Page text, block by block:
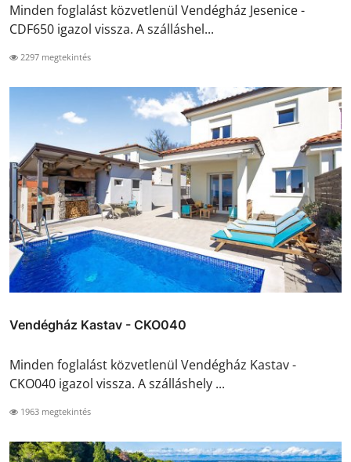
Minden foglalást közvetlenül Vendégház Jesenice -
CDF650 igazol vissza. A szálláshel...
2297 megtekintés
Vendégház Kastav - CKO040
Minden foglalást közvetlenül Vendégház Kastav -
CKO040 igazol vissza. A szálláshely ...
1963 megtekintés